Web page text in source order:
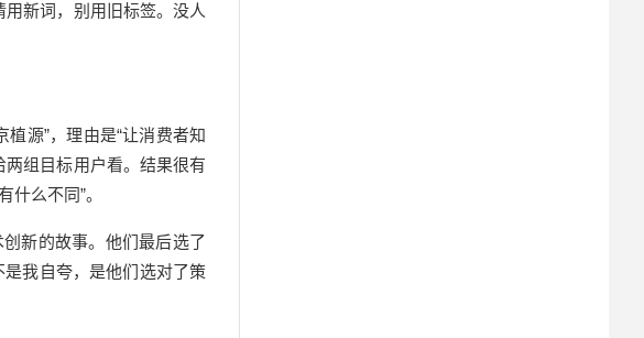
新词，别用旧标签。没人
源”，理由是“让消费者知
两组目标用户看。结果很有
么不同”。
新的故事。他们最后选了
我自夸，是他们选对了策